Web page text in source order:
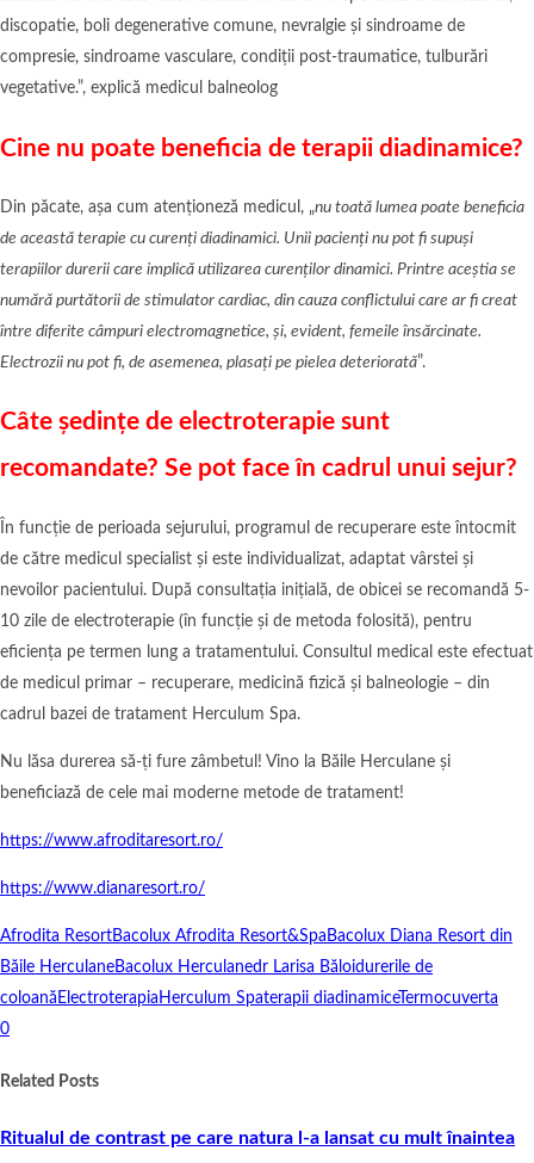
discopatie, boli degenerative comune, nevralgie și sindroame de
compresie, sindroame vasculare, condiții post-traumatice, tulburări
vegetative.”, explică medicul balneolog
Cine nu poate beneficia de terapii diadinamice?
Din păcate, așa cum atenționeză medicul, „nu toată lumea poate beneficia
de această terapie cu curenți diadinamici. Unii pacienți nu pot fi supuși
terapiilor durerii care implică utilizarea curenților dinamici. Printre aceștia se
numără purtătorii de stimulator cardiac, din cauza conflictului care ar fi creat
între diferite câmpuri electromagnetice, și, evident, femeile însărcinate.
Electrozii nu pot fi, de asemenea, plasați pe pielea deteriorată”.
Câte ședințe de electroterapie sunt
recomandate? Se pot face în cadrul unui sejur?
În funcție de perioada sejurului, programul de recuperare este întocmit
de către medicul specialist și este individualizat, adaptat vârstei și
nevoilor pacientului. După consultația inițială, de obicei se recomandă 5-
10 zile de electroterapie (în funcție și de metoda folosită), pentru
eficiența pe termen lung a tratamentului. Consultul medical este efectuat
de medicul primar – recuperare, medicină fizică și balneologie – din
cadrul bazei de tratament Herculum Spa.
Nu lăsa durerea să-ți fure zâmbetul! Vino la Băile Herculane și
beneficiază de cele mai moderne metode de tratament!
https://www.afroditaresort.ro/
https://www.dianaresort.ro/
Afrodita ResortBacolux Afrodita Resort&Spa Bacolux Diana Resort din
Băile HerculaneBacolux Herculanedr Larisa Băloidurerile de
coloană Electroterapia Herculum Spaterapii diadinamiceTermocuverta
0
Related Posts
Ritualul de contrast pe care natura l-a lansat cu mult înaintea